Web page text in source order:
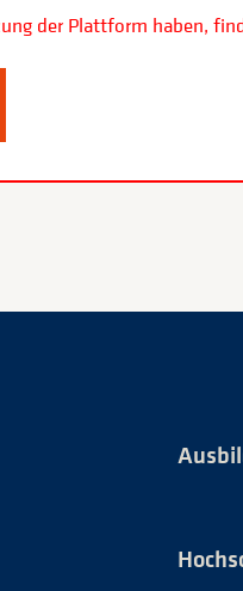
der Plattform haben,